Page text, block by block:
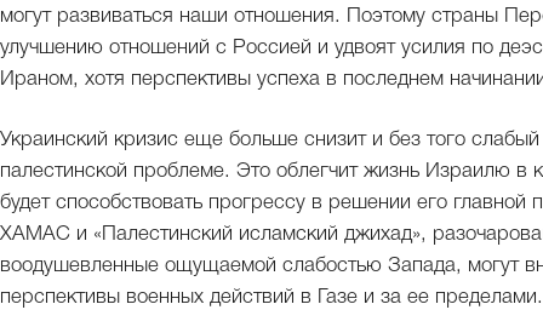
могут развиваться наши отношения. Поэтому страны
улучшению отношений с Россией и удвоят усилия по
Ираном, хотя перспективы успеха в последнем
Украинский кризис еще больше снизит и без того
палестинской проблеме. Это облегчит жизнь Израилю в
будет способствовать прогрессу в решении его
ХАМАС и «Палестинский исламский джихад»,
воодушевленные ощущаемой слабостью Запада, могут
перспективы военных действий в Газе и за ее пределами.